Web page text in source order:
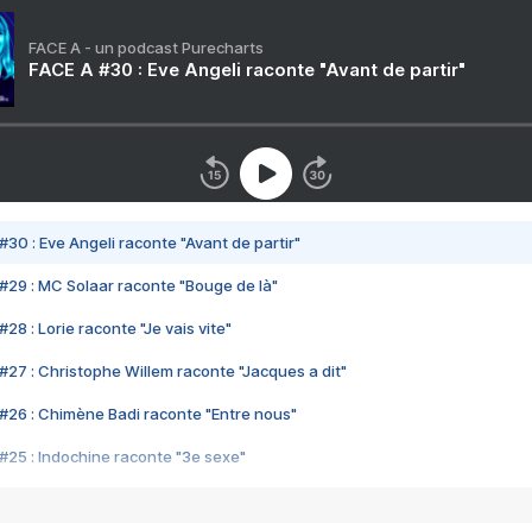
FACE A - un podcast Purecharts
FACE A #30 : Eve Angeli raconte "Avant de partir"
#30 : Eve Angeli raconte "Avant de partir"
#29 : MC Solaar raconte "Bouge de là"
#28 : Lorie raconte "Je vais vite"
#27 : Christophe Willem raconte "Jacques a dit"
#26 : Chimène Badi raconte "Entre nous"
#25 : Indochine raconte "3e sexe"